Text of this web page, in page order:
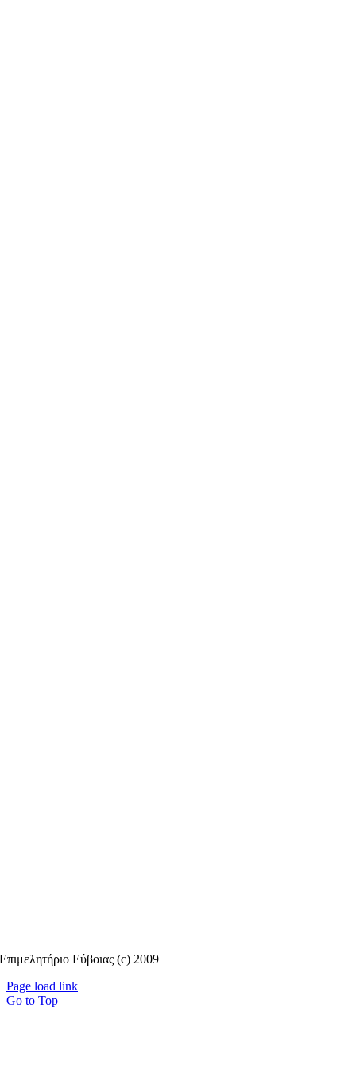
Επιμελητήριο Εύβοιας (c) 2009
Page load link
Go to Top